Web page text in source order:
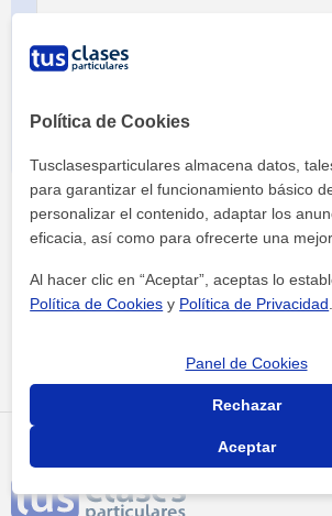
Al hacer clic, aceptas nuestro
Política de Cookies
Tusclasesparticulares almacena datos,
para garantizar el funcionamiento básico
personalizar el contenido, adaptar los
eficacia, así como para ofrecerte una
Al hacer clic en “Aceptar”, aceptas lo
Política de Cookies y Política de Privacidad
Panel de Cookies
Rechazar
Aceptar